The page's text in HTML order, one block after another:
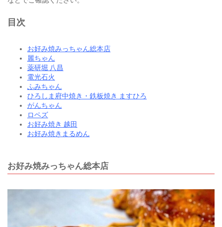
目次
お好み焼みっちゃん総本店
麗ちゃん
薬研堀 八昌
電光石火
ふみちゃん
ひろしま府中焼き・鉄板焼き ますひろ
がんちゃん
ロペズ
お好み焼き 越田
お好み焼きまるめん
お好み焼みっちゃん総本店